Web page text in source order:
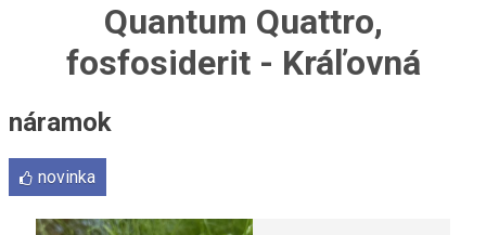
Quantum Quattro,
fosfosiderit - Kráľovná
náramok
novinka